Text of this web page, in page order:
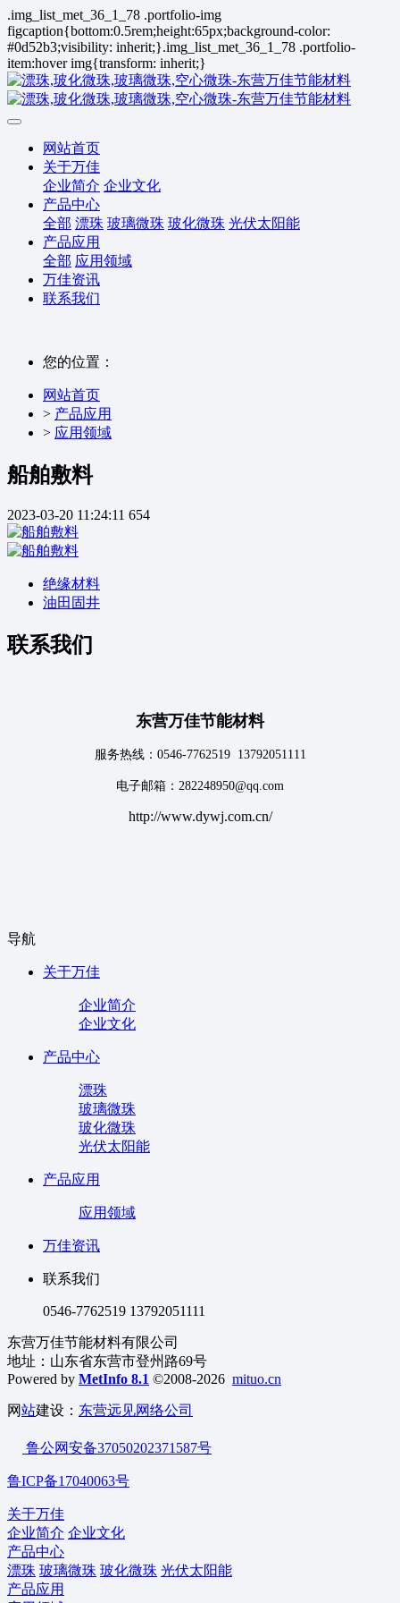
.img_list_met_36_1_78 .portfolio-img
figcaption{bottom:0.5rem;height:65px;background-color:
#0d52b3;visibility: inherit;}.img_list_met_36_1_78 .portfolio-
item:hover img{transform: inherit;}
网站首页
关于万佳
企业简介 企业文化
产品中心
全部 漂珠 玻璃微珠 玻化微珠 光伏太阳能
产品应用
全部 应用领域
万佳资讯
联系我们
您的位置：
网站首页
> 产品应用
> 应用领域
船舶敷料
2023-03-20 11:24:11 654
绝缘材料
油田固井
联系我们
东营万佳节能材料
服务热线：0546-7762519 13792051111
电子邮箱：282248950@qq.com
http://www.dywj.com.cn/
导航
关于万佳
企业简介
企业文化
产品中心
漂珠
玻璃微珠
玻化微珠
光伏太阳能
产品应用
应用领域
万佳资讯
联系我们
0546-7762519 13792051111
东营万佳节能材料有限公司
地址：山东省东营市登州路69号
Powered by MetInfo 8.1 ©2008-2026 mituo.cn
网站建设： 东营远见网络公司
鲁公网安备37050202371587号
鲁ICP备17040063号
关于万佳
企业简介 企业文化
产品中心
漂珠 玻璃微珠 玻化微珠 光伏太阳能
产品应用